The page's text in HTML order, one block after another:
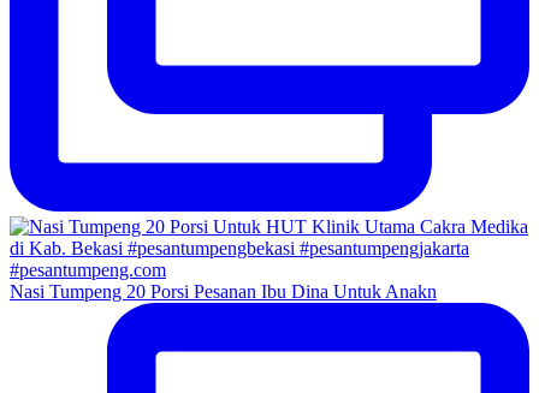
Nasi Tumpeng 20 Porsi Pesanan Ibu Dina Untuk Anakn